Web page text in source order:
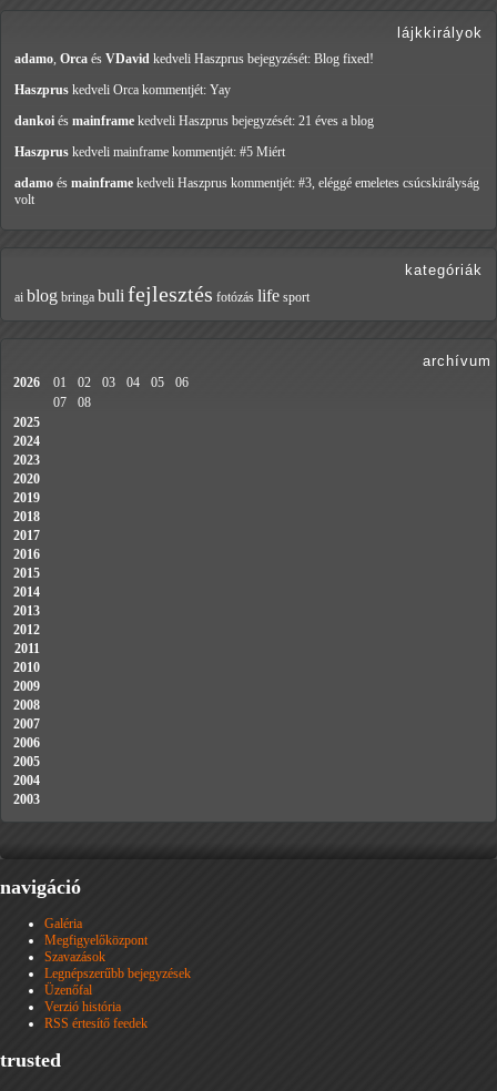
lájkkirályok
adamo, Orca és VDavid kedveli Haszprus bejegyzését: Blog fixed!
Haszprus kedveli Orca kommentjét: Yay
dankoi és mainframe kedveli Haszprus bejegyzését: 21 éves a blog
Haszprus kedveli mainframe kommentjét: #5 Miért
adamo és mainframe kedveli Haszprus kommentjét: #3, eléggé emeletes csúcskirályság
volt
kategóriák
ai blog bringa buli fejlesztés fotózás life sport
archívum
2026 01 02 03 04 05
06
07
08
2025
2024
2023
2020
2019
2018
2017
2016
2015
2014
2013
2012
2011
2010
2009
2008
2007
2006
2005
2004
2003
navigáció
Galéria
Megfigyelőközpont
Szavazások
Legnépszerűbb bejegyzések
Üzenőfal
Verzió história
RSS értesítő feedek
trusted